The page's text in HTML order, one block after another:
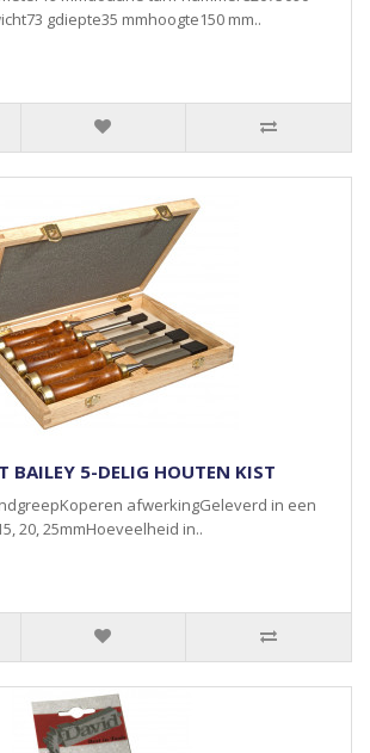
gdiepte35 mmhoogte150 mm..
BAILEY 5-DELIG HOUTEN KIST
afwerkingGeleverd in een
20, 25mmHoeveelheid in..